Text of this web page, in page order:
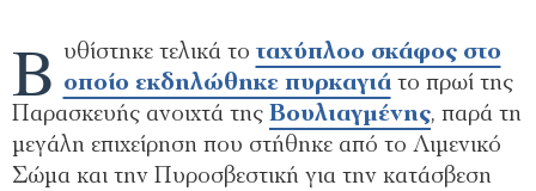
Β υθίστηκε τελικά τοταχύπλοο σκάφος στο
οποίο εκδηλώθηκε πυρκαγιάτο πρωί της
Παρασκευής ανοιχτά της Βουλιαγμένης, παρά τη
μεγάλη επιχείρηση που στήθηκε από το Λιμενικό
Σώμα και την Πυροσβεστική για την κατάσβεση